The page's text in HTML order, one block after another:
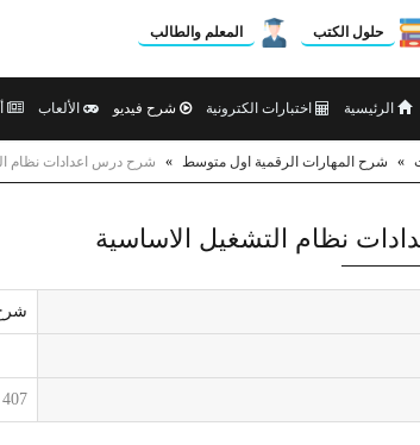
حلول الكتب المعلم والطالب
الرئيسية اختبارات الكترونية شرح فيديو الألعاب
» شرح المهارات الرقمية اول متوسط » شرح درس اعدادات نظام
نظام التشغيل الاساسية
407